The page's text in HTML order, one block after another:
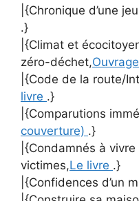
|{Chronique d’une
.}
|{Climat et
zéro-déchet,Ouvrage
|{Code de la route/
livre .}
|{Comparutions
couverture) .}
|{Condamnés à
victimes,Le livre .}
|{Confidences d’un